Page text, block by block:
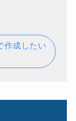
作成したい